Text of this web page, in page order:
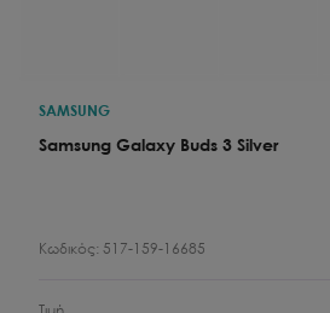
SAMSUNG
Samsung Galaxy Buds 3 Silver
Κωδικός: 517-159-16685